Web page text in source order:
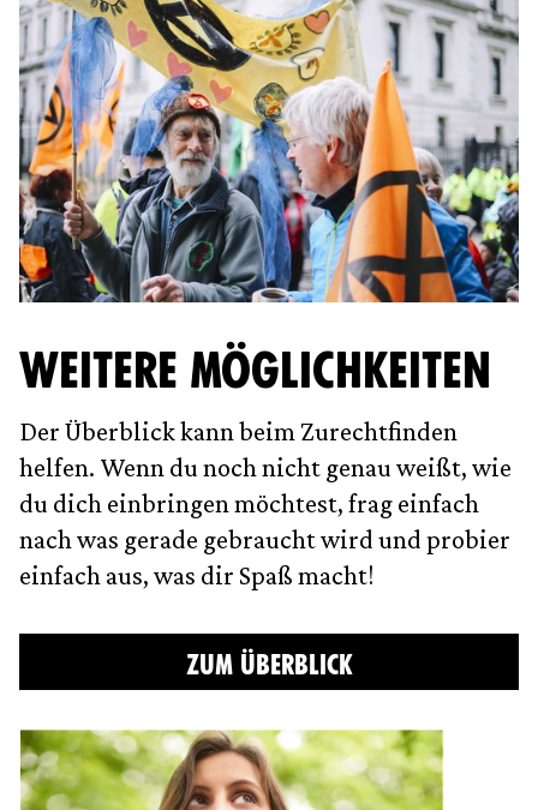
WEITERE MÖGLICHKEITEN
Der Überblick kann beim Zurechtfinden
helfen. Wenn du noch nicht genau weißt, wie
du dich einbringen möchtest, frag einfach
nach was gerade gebraucht wird und probier
einfach aus, was dir Spaß macht!
ZUM ÜBERBLICK